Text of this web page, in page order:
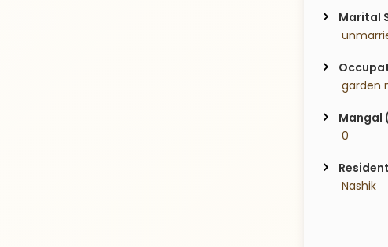
Marital
garden
0
Nashik